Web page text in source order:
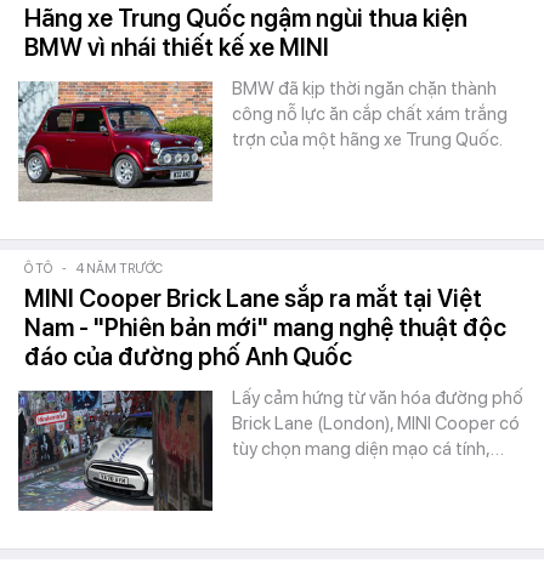
Hãng xe Trung Quốc ngậm ngùi thua kiện
BMW vì nhái thiết kế xe MINI
BMW đã kịp thời ngăn chặn thành
công nỗ lực ăn cắp chất xám trắng
trợn của một hãng xe Trung Quốc.
Ô TÔ - 4 NĂM TRƯỚC
MINI Cooper Brick Lane sắp ra mắt tại Việt
Nam - "Phiên bản mới" mang nghệ thuật độc
đáo của đường phố Anh Quốc
Lấy cảm hứng từ văn hóa đường phố
Brick Lane (London), MINI Cooper có
tùy chọn mang diện mạo cá tính,…